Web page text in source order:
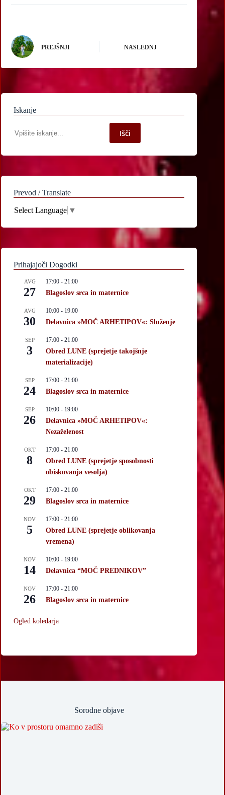
PREJŠNJI NASLEDNJ
Iskanje
po
Išči
Prevod / Translate
Select Language ▼
Prihajajoči Dogodki
AVG
27
17:00 - 21:00
Blagoslov srca in maternice
AVG
30
10:00 - 19:00
Delavnica »MOČ ARHETIPOV«: Služenje
SEP
3
17:00 - 21:00
Obred LUNE (sprejetje takojšnje
materializacije)
SEP
24
17:00 - 21:00
Blagoslov srca in maternice
SEP
26
10:00 - 19:00
Delavnica »MOČ ARHETIPOV«:
Nezaželenost
OKT
8
17:00 - 21:00
Obred LUNE (sprejetje sposobnosti
obiskovanja vesolja)
OKT
29
17:00 - 21:00
Blagoslov srca in maternice
NOV
5
17:00 - 21:00
Obred LUNE (sprejetje oblikovanja
vremena)
NOV
14
10:00 - 19:00
Delavnica “MOČ PREDNIKOV”
NOV
26
17:00 - 21:00
Blagoslov srca in maternice
Ogled koledarja
Sorodne objave